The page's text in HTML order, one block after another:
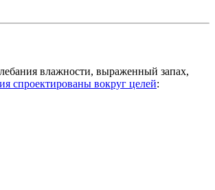
влажности, выраженный запах,
спроектированы вокруг целей: